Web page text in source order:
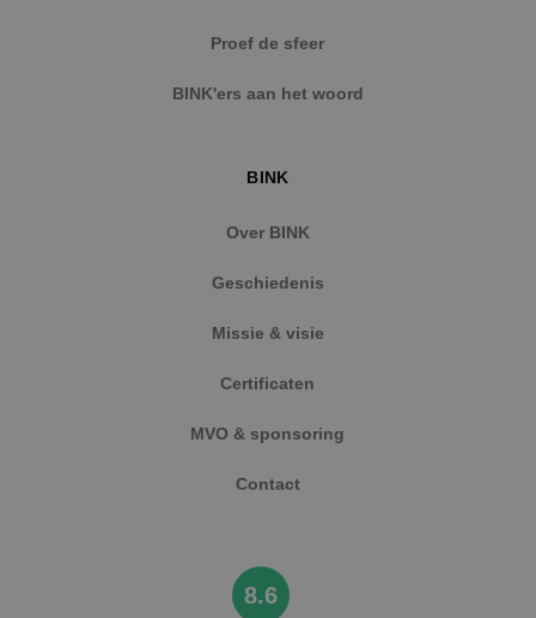
Proef de sfeer
BINK'ers aan het woord
BINK
Over BINK
Geschiedenis
Missie & visie
Certificaten
MVO & sponsoring
Contact
8.6
Strikt noodzakelijke cookies maken de
website kan niet goed worden gebruikt zonder de